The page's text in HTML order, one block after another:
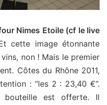
Nimes Etoile (cf le live
cette image étonnante
non ! Mais le premier
Côtes du Rhône 2011,
: “les 2 : 23,40 €”.
bouteille est offerte. Il